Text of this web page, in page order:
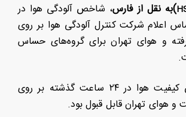
)به نقل از فارس، شاخص آلودگی هوا در
اعلام شرکت کنترل آلودگی هوا بر روی
گرفته و هوای تهران برای گروه‌های حساس
همچنین شاخص کیفیت هوا در ۲۴ ساعت گذشته بر روی